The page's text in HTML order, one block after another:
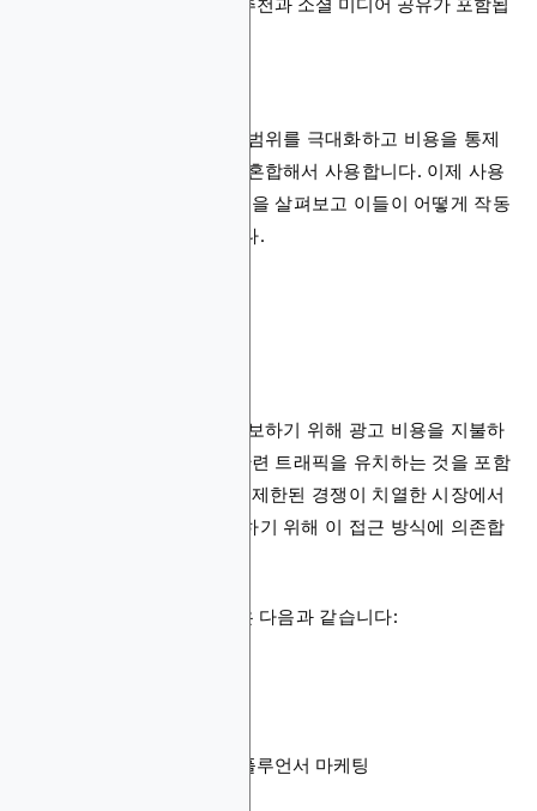
대부분의 상위 앱들은 도달 범위를 극대화하고 비용을 통제
하기 위해 이러한 채널들을 혼합해서 사용합니다. 이제 사용
자 획득의 두 가지 주요 유형을 살펴보고 이들이 어떻게 작동
하는지 예를 들어 보겠습니다.
유료 사용자 획득은 앱을 홍보하기 위해 광고 비용을 지불하
여 더 많은 설치로 이어질 관련 트래픽을 유치하는 것을 포함
합니다. 오가닉 도달 범위가 제한된 경쟁이 치열한 시장에서
는 브랜드들이 빠르게 확장하기 위해 이 접근 방식에 의존합
유료 UA의 주요 유료 채널은 다음과 같습니다:
모바일 게임을 위한 인플루언서 마케팅